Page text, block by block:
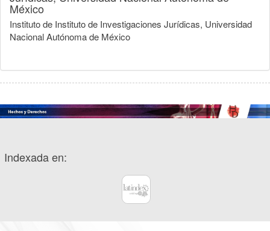
México
Instituto de Instituto de Investigaciones Jurídicas, Universidad
Nacional Autónoma de México
Indexada en: